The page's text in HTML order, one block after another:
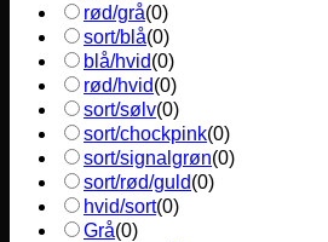
rød/grå(0)
sort/blå(0)
blå/hvid(0)
rød/hvid(0)
sort/sølv(0)
sort/chockpink(0)
sort/signalgrøn(0)
sort/rød/guld(0)
hvid/sort(0)
Grå(0)